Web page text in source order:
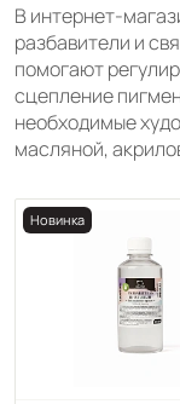
В интернет-
разбавители и
помогают
сцепление
необходимые
масляной,
Новинка